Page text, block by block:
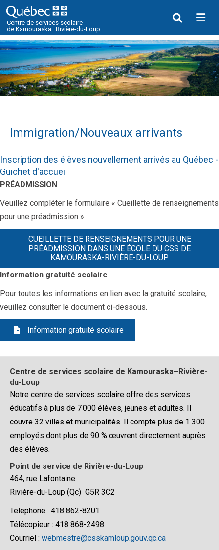
Immigration/Nouveaux arrivants
Inscription des élèves nouvellement arrivés au Québec -
Guichet d'accueil
PRÉADMISSION
Veuillez compléter le formulaire « Cueillette de renseignements
pour une préadmission ».
CUEILLETTE DE RENSEIGNEMENTS POUR UNE
PRÉADMISSION DANS UNE ÉCOLE DU CSS DE
KAMOURASKA-RIVIÈRE-DU-LOUP
Information gratuité scolaire
Pour toutes les informations en lien avec la gratuité scolaire,
veuillez consulter le document ci-dessous.
Information gratuité scolaire
Centre de services scolaire de Kamouraska–Rivière-
du-Loup
Notre centre de services scolaire offre des services
éducatifs à plus de 7 000 élèves, jeunes et adultes. Il
couvre 32 villes et municipalités. Il compte plus de 1 300
employés dont plus de 90 % œuvrent directement auprès
des élèves.
Point de service de Rivière-du-Loup
464, rue Lafontaine
Rivière-du-Loup (Qc) G5R 3C2
Téléphone : 418 862-8201
Télécopieur : 418 868-2498
Courriel : webmestre@csskamloup.gouv.qc.ca
Centre de services scolaire
de Kamouraska–Rivière-du-Loup